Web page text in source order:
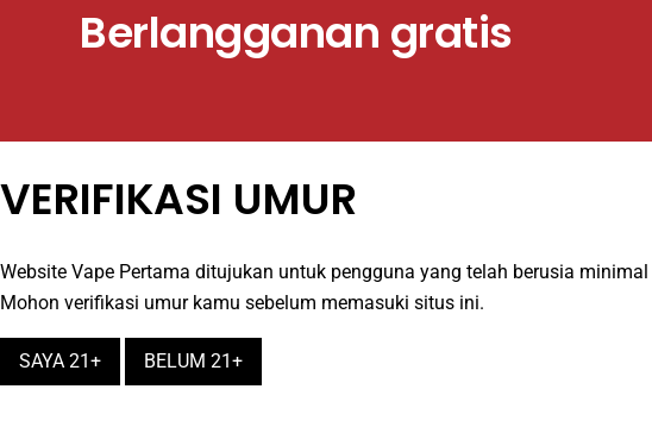
Berlangganan gratis
VERIFIKASI UMUR
Website Vape Pertama ditujukan untuk pengguna yang telah berusia minimal
Mohon verifikasi umur kamu sebelum memasuki situs ini.
SAYA 21+ BELUM 21+